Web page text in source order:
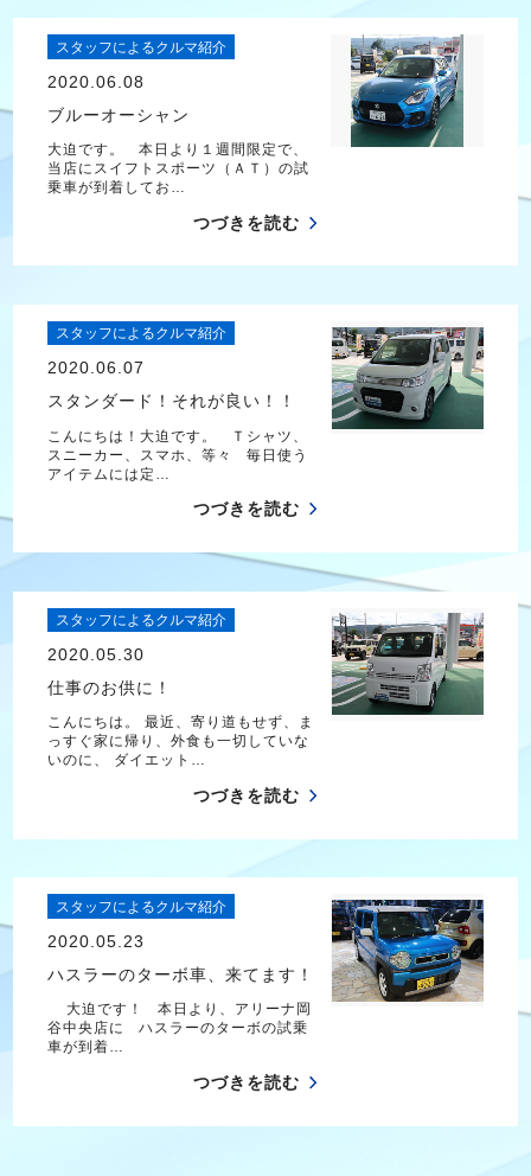
スタッフによるクルマ紹介
2020.06.08
ブルーオーシャン
大迫です。 本日より１週間限定で、
当店にスイフトスポーツ（ＡＴ）の試
乗車が到着してお…
つづきを読む
スタッフによるクルマ紹介
2020.06.07
スタンダード！それが良い！！
こんにちは！大迫です。 Ｔシャツ、
スニーカー、スマホ、等々 毎日使う
アイテムには定…
つづきを読む
スタッフによるクルマ紹介
2020.05.30
仕事のお供に！
こんにちは。 最近、寄り道もせず、ま
っすぐ家に帰り、外食も一切していな
いのに、 ダイエット…
つづきを読む
スタッフによるクルマ紹介
2020.05.23
ハスラーのターボ車、来てます！
大迫です！ 本日より、アリーナ岡
谷中央店に ハスラーのターボの試乗
車が到着…
つづきを読む